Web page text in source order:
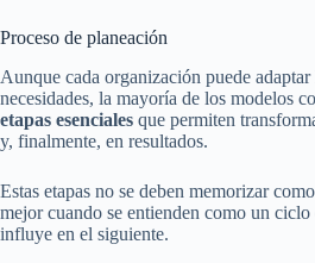
Proceso de planeación
Aunque cada organización puede
necesidades, la mayoría de los modelos
etapas esenciales que permiten
y, finalmente, en resultados.
Estas etapas no se deben memorizar
mejor cuando se entienden como un
influye en el siguiente.